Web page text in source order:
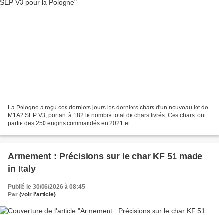
La Pologne a reçu ces derniers jours les derniers chars d'un nouveau lot de
M1A2 SEP V3, portant à 182 le nombre total de chars livrés. Ces chars font
partie des 250 engins commandés en 2021 et...
Armement : Précisions sur le char KF 51 made
in Italy
Publié le 30/06/2026 à 08:45
Par (voir l'article)